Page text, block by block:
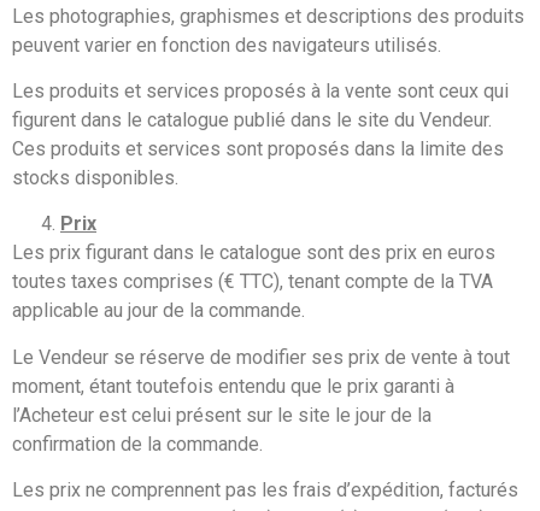
Les photographies, graphismes et descriptions des produits
peuvent varier en fonction des navigateurs utilisés.
Les produits et services proposés à la vente sont ceux qui
figurent dans le catalogue publié dans le site du Vendeur.
Ces produits et services sont proposés dans la limite des
stocks disponibles.
Prix
Les prix figurant dans le catalogue sont des prix en euros
toutes taxes comprises (€ TTC), tenant compte de la TVA
applicable au jour de la commande.
Le Vendeur se réserve de modifier ses prix de vente à tout
moment, étant toutefois entendu que le prix garanti à
l’Acheteur est celui présent sur le site le jour de la
confirmation de la commande.
Les prix ne comprennent pas les frais d’expédition, facturés